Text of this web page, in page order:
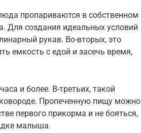
пропариваются в собственном
Для создания идеальных условий
рукав. Во-вторых, это
емкость с едой и засечь время,
и более. В-третьих, такой
Пропеченную пищу можно
первого прикорма и не бояться,
малыша.